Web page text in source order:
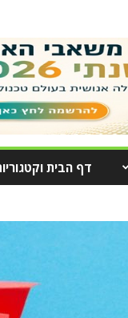
דף הבית